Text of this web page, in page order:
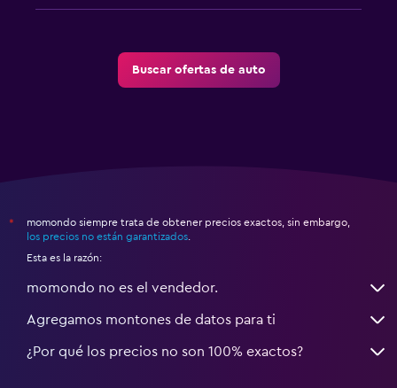
Buscar ofertas de auto
*
momondo siempre trata de obtener precios exactos, sin embargo,
los precios no están garantizados.
Esta es la razón:
momondo no es el vendedor.
Agregamos montones de datos para ti
¿Por qué los precios no son 100% exactos?